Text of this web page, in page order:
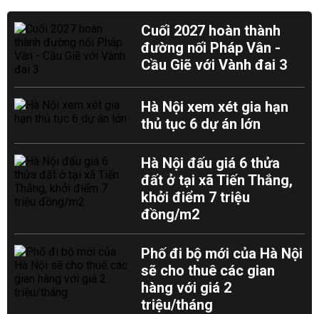
Cuối 2027 hoàn thành
đường nối Pháp Vân -
Cầu Giẽ với Vành đai 3
Hà Nội xem xét gia hạn
thủ tục 6 dự án lớn
Hà Nội đấu giá 6 thửa
đất ở tại xã Tiến Thắng,
khởi điểm 7 triệu
đồng/m2
Phố đi bộ mới của Hà Nội
sẽ cho thuê các gian
hàng với giá 2
triệu/tháng